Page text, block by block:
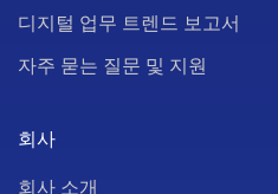
디지털 업무 트렌드 보고서
자주 묻는 질문 및 지원
회사
회사 소개